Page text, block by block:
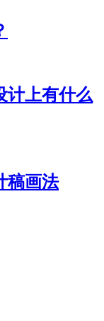
计上有什么
稿画法